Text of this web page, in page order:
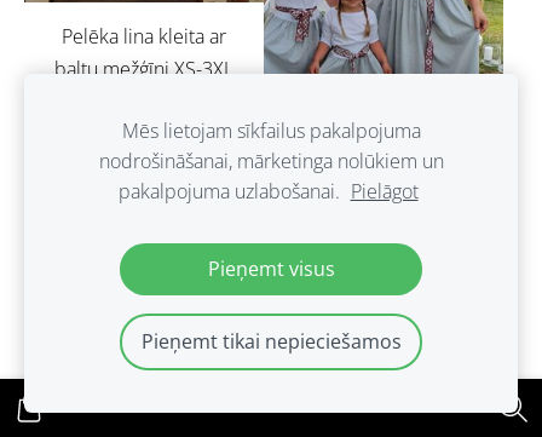
Pelēka lina kleita ar
baltu mežģīni.XS-3XL
Lina kleitas.Pasūtījums.
Mēs lietojam sīkfailus pakalpojuma
nodrošināšanai, mārketinga nolūkiem un
pakalpojuma uzlabošanai. Pielāgot
Pieņemt visus
Pieņemt tikai nepieciešamos